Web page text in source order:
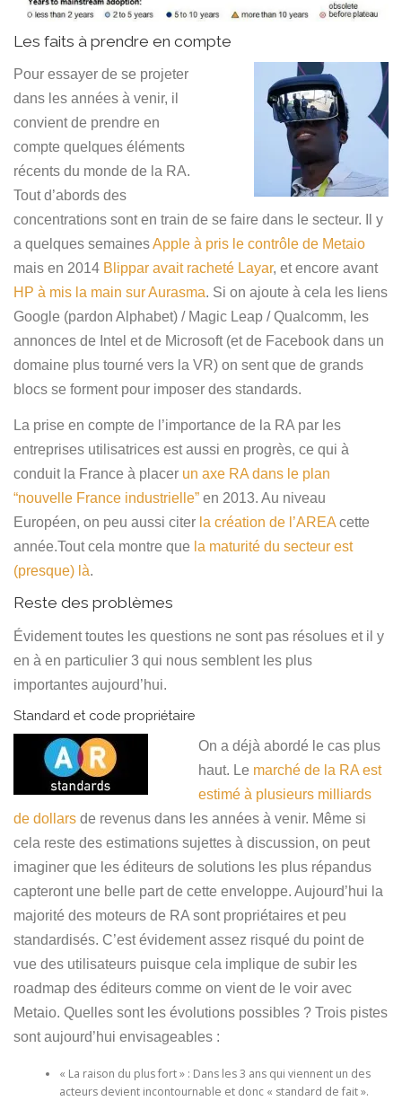
Les faits à prendre en compte
Pour essayer de se projeter
dans les années à venir, il
convient de prendre en
compte quelques éléments
récents du monde de la RA.
Tout d’abords des
concentrations sont en train de se faire dans le secteur. Il y
a quelques semainesApple à pris le contrôle de Metaio
mais en 2014 Blippar avait racheté Layar, et encore avant
HP à mis la main sur Aurasma. Si on ajoute à cela les liens
Google (pardon Alphabet) / Magic Leap / Qualcomm, les
annonces de Intel et de Microsoft (et de Facebook dans un
domaine plus tourné vers la VR) on sent que de grands
blocs se forment pour imposer des standards.
La prise en compte de l’importance de la RA par les
entreprises utilisatrices est aussi en progrès, ce qui à
conduit la France à placer un axe RA dans le plan
“nouvelle France industrielle” en 2013. Au niveau
Européen, on peu aussi citer la création de l’AREA cette
année.Tout cela montre que la maturité du secteur est
(presque) là.
Reste des problèmes
Évidement toutes les questions ne sont pas résolues et il y
en à en particulier 3 qui nous semblent les plus
importantes aujourd’hui.
Standard et code propriétaire
On a déjà abordé le cas plus
haut. Le marché de la RA est
estimé à plusieurs milliards
de dollars de revenus dans les années à venir. Même si
cela reste des estimations sujettes à discussion, on peut
imaginer que les éditeurs de solutions les plus répandus
capteront une belle part de cette enveloppe. Aujourd’hui la
majorité des moteurs de RA sont propriétaires et peu
standardisés. C’est évidement assez risqué du point de
vue des utilisateurs puisque cela implique de subir les
roadmap des éditeurs comme on vient de le voir avec
Metaio. Quelles sont les évolutions possibles ? Trois pistes
sont aujourd’hui envisageables :
« La raison du plus fort » : Dans les 3 ans qui viennent un des
acteurs devient incontournable et donc « standard de fait ».